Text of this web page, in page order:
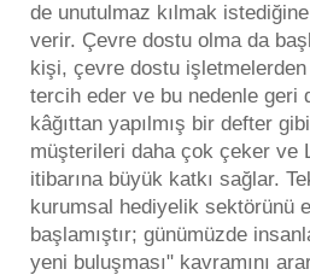
de unutulmaz kılmak
verir. Çevre dostu olma da
kişi, çevre dostu işletmelerden
tercih eder ve bu nedenle geri
kâğıttan yapılmış bir defter
müşterileri daha çok çeker ve
itibarına büyük katkı sağlar.
kurumsal hediyelik sektörünü
başlamıştır; günümüzde
yeni buluşması" kavramını